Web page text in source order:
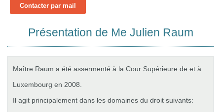
Contacter par mail
Présentation de Me Julien Raum
Maître Raum a été assermenté à la Cour Supérieure de et à
Luxembourg en 2008.
Il agit principalement dans les domaines du droit suivants: